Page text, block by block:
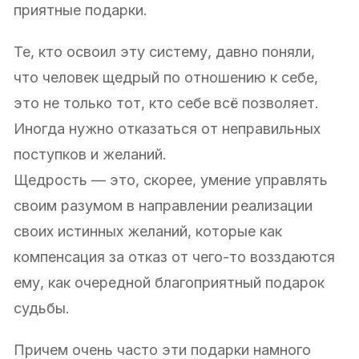
приятные подарки.
Те, кто освоил эту систему, давно поняли,
что человек щедрый по отношению к себе,
это не только тот, кто себе всё позволяет.
Иногда нужно отказаться от неправильных
поступков и желаний.
Щедрость — это, скорее, умение управлять
своим разумом в направлении реализации
своих истинных желаний, которые как
компенсация за отказ от чего-то возздаются
ему, как очередной благоприятный подарок
судьбы.
Причем очень часто эти подарки намного